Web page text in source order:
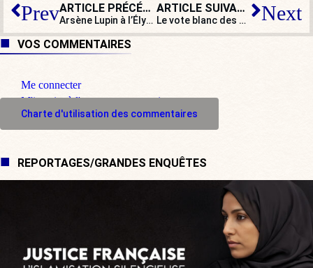
Prev ARTICLE PRÉCÉDENT
Arsène Lupin à l’Élysée
ARTICLE SUIVANT
Le vote blanc des catholiques Next
VOS COMMENTAIRES
Me connecter
M'inscrire à l'espace commentaire
Charte d'utilisation des commentaires
REPORTAGES/GRANDES ENQUÊTES